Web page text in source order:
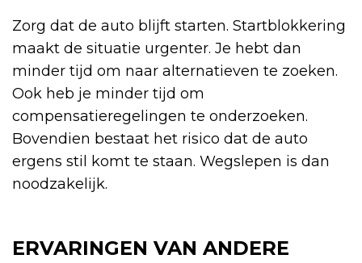
Zorg dat de auto blijft starten. Startblokkering
maakt de situatie urgenter. Je hebt dan
minder tijd om naar alternatieven te zoeken.
Ook heb je minder tijd om
compensatieregelingen te onderzoeken.
Bovendien bestaat het risico dat de auto
ergens stil komt te staan. Wegslepen is dan
noodzakelijk.
ERVARINGEN VAN ANDERE